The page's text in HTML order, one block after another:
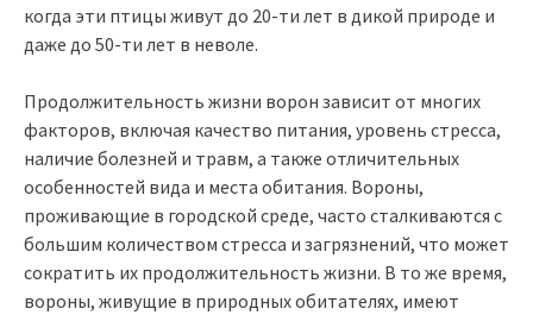
когда эти птицы живут до 20-ти лет в дикой природе и
даже до 50-ти лет в неволе.
Продолжительность жизни ворон зависит от многих
факторов, включая качество питания, уровень стресса,
наличие болезней и травм, а также отличительных
особенностей вида и места обитания. Вороны,
проживающие в городской среде, часто сталкиваются с
большим количеством стресса и загрязнений, что может
сократить их продолжительность жизни. В то же время,
вороны, живущие в природных обитателях, имеют